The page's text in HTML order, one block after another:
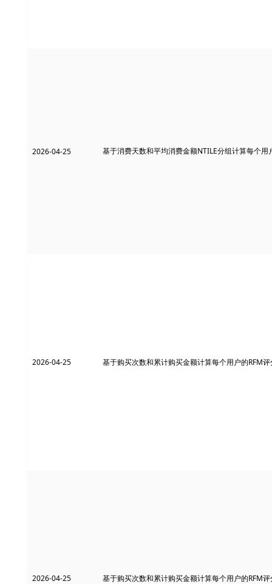
2026-04-25 基于消费天数和平均消费金额NTILE分组计算每个用
2026-04-25 基于购买次数和累计购买金额计算每个用户的RFM
2026-04-25 基于购买次数和累计购买金额计算每个用户的RFM